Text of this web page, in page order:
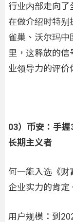
行业内部走向了
在做介绍时特别
雀巢、沃尔玛中
里，这释放的
业领导力的评价
03）币安：手
长期主义者
何一能入选《财
企业实力的肯定
用户规模：到